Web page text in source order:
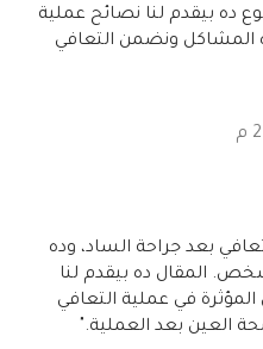
ده بيقدم لنا نصائح عملية
ونضمن التعافي
بعد جراحة الساد، وده
المقال ده بيقدم لنا
في عملية التعافي
العين بعد العملية."